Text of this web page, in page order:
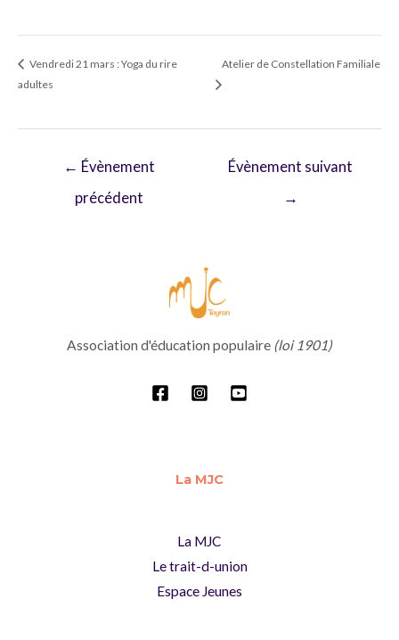
Vendredi 21 mars : Yoga du rire
adultes
Atelier de Constellation Familiale
Navigation
← Évènement
précédent
Évènement suivant
→
Association d'éducation populaire (loi 1901)
La MJC
La MJC
Le trait-d-union
Espace Jeunes